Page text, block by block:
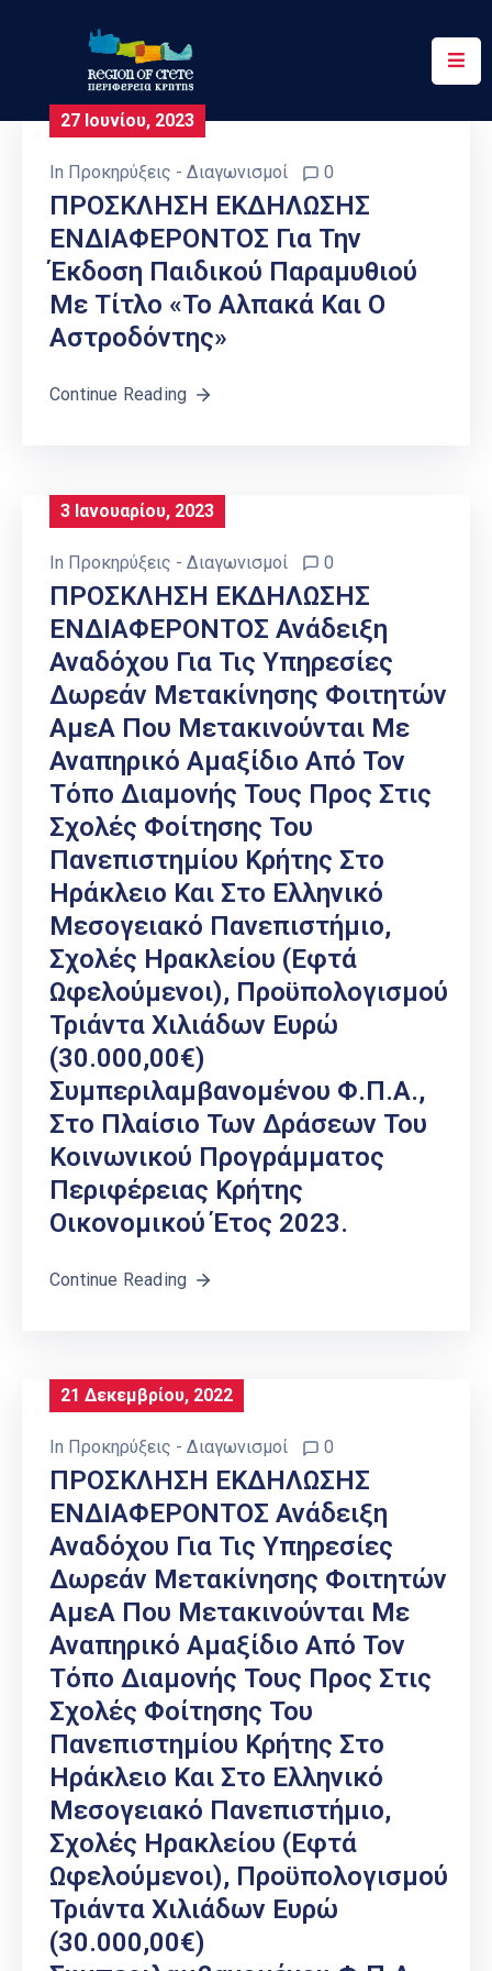
Περιφέρεια
Έργα
Δράσεις
Ψηφιακές
Υπηρεσίες
27 Ιουνίου, 2023
In Προκηρύξεις - Διαγωνισμοί 0
ΠΡΟΣΚΛΗΣΗ ΕΚΔΗΛΩΣΗΣ
ΕΝΔΙΑΦΕΡΟΝΤΟΣ Για Την
Έκδοση Παιδικού Παραμυθιού
Με Τίτλο «Το Αλπακά Και Ο
Αστροδόντης»
Continue Reading
3 Ιανουαρίου, 2023
In Προκηρύξεις - Διαγωνισμοί 0
ΠΡΟΣΚΛΗΣΗ ΕΚΔΗΛΩΣΗΣ
ΕΝΔΙΑΦΕΡΟΝΤΟΣ Ανάδειξη
Αναδόχου Για Τις Υπηρεσίες
Δωρεάν Μετακίνησης Φοιτητών
ΑμεΑ Που Μετακινούνται Με
Αναπηρικό Αμαξίδιο Από Τον
Τόπο Διαμονής Τους Προς Στις
Σχολές Φοίτησης Του
Πανεπιστημίου Κρήτης Στο
Ηράκλειο Και Στο Ελληνικό
Μεσογειακό Πανεπιστήμιο,
Σχολές Ηρακλείου (εφτά
Ωφελούμενοι), Προϋπολογισμού
Τριάντα Χιλιάδων Ευρώ
(30.000,00€)
Συμπεριλαμβανομένου Φ.Π.Α.,
Στο Πλαίσιο Των Δράσεων Του
Κοινωνικού Προγράμματος
Περιφέρειας Κρήτης
Οικονομικού Έτος 2023.
Continue Reading
21 Δεκεμβρίου, 2022
In Προκηρύξεις - Διαγωνισμοί 0
ΠΡΟΣΚΛΗΣΗ ΕΚΔΗΛΩΣΗΣ
ΕΝΔΙΑΦΕΡΟΝΤΟΣ Ανάδειξη
Αναδόχου Για Τις Υπηρεσίες
Δωρεάν Μετακίνησης Φοιτητών
ΑμεΑ Που Μετακινούνται Με
Αναπηρικό Αμαξίδιο Από Τον
Τόπο Διαμονής Τους Προς Στις
Σχολές Φοίτησης Του
Πανεπιστημίου Κρήτης Στο
Ηράκλειο Και Στο Ελληνικό
Μεσογειακό Πανεπιστήμιο,
Σχολές Ηρακλείου (εφτά
Ωφελούμενοι), Προϋπολογισμού
Τριάντα Χιλιάδων Ευρώ
(30.000,00€)